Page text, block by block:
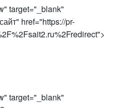
target="_blank"
href="https://pr-
target="_blank"